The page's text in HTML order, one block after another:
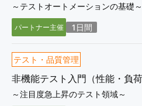
～テストオートメーションの基礎～
パートナー主催 1日間
テスト・品質管理
非機能テスト入門（性能・負
～注目度急上昇のテスト領域～